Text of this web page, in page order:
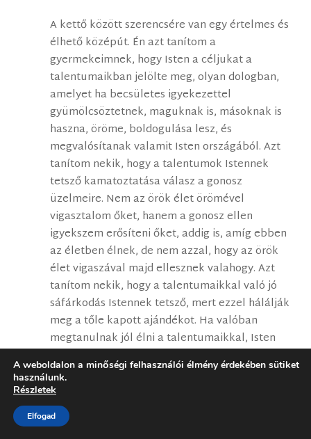
A kettő között szerencsére van egy értelmes és
élhető középút. Én azt tanítom a
gyermekeimnek, hogy Isten a céljukat a
talentumaikban jelölte meg, olyan dologban,
amelyet ha becsületes igyekezettel
gyümölcsöztetnek, maguknak is, másoknak is
haszna, öröme, boldogulása lesz, és
megvalósítanak valamit Isten országából. Azt
tanítom nekik, hogy a talentumok Istennek
tetsző kamatoztatása válasz a gonosz
üzelmeire. Nem az örök élet örömével
vigasztalom őket, hanem a gonosz ellen
igyekszem erősíteni őket, addig is, amíg ebben
az életben élnek, de nem azzal, hogy az örök
élet vigaszával majd ellesznek valahogy. Azt
tanítom nekik, hogy a talentumaikkal való jó
sáfárkodás Istennek tetsző, mert ezzel hálálják
meg a tőle kapott ajándékot. Ha valóban
megtanulnak jól élni a talentumaikkal, Isten
minden követelményének meg tudnak felelni,
amit itt velük szemben támaszt.
Most olyan dolgot fogok írni, ami első olvasásra
rosszul eshet (és nyilván nem veszed magadra,
A weboldalon a minőségi felhasználói élmény érdekében sütiket
használunk.
Részletek
Elfogad